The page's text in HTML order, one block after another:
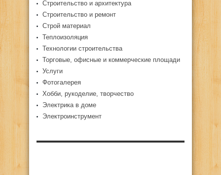
Строительство и архитектура
Строительство и ремонт
Строй материал
Теплоизоляция
Технологии строительства
Торговые, офисные и коммерческие площади
Услуги
Фотогалерея
Хобби, рукоделие, творчество
Электрика в доме
Электроинструмент